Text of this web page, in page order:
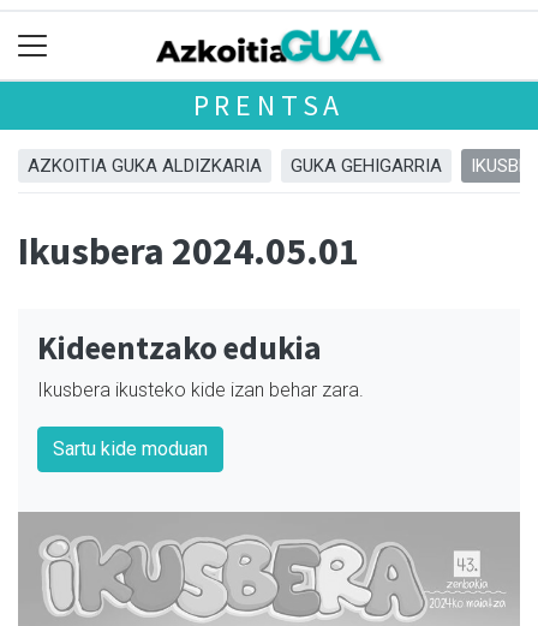
PRENTSA
AZKOITIA GUKA ALDIZKARIA GUKA GEHIGARRIA
Ikusbera 2024.05.01
Kideentzako edukia
Ikusbera ikusteko kide izan behar zara.
Sartu kide moduan